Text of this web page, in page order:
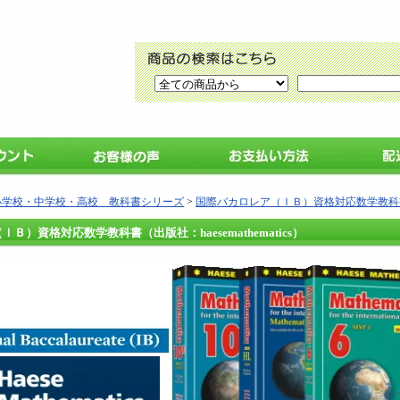
学校・中学校・高校 教科書シリーズ > 国際バカロレア（ＩＢ）資格対応数学教科
Ｂ）資格対応数学教科書（出版社：haesemathematics）